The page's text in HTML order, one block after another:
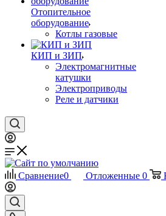
Отопительное
оборудование
Котлы газовые
КИП и ЗИП
Электромагнитные
катушки
Электроприводы
Реле и датчики
Сравнение0 Отложенные 0